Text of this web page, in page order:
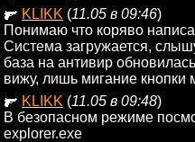
KLIKK (11.05 в 09:46)
Понимаю что коряво
Система загружается,
база на антивир
вижу, лишь мигание кнопки
KLIKK (11.05 в 09:48)
В безопасном режиме
explorer.exe